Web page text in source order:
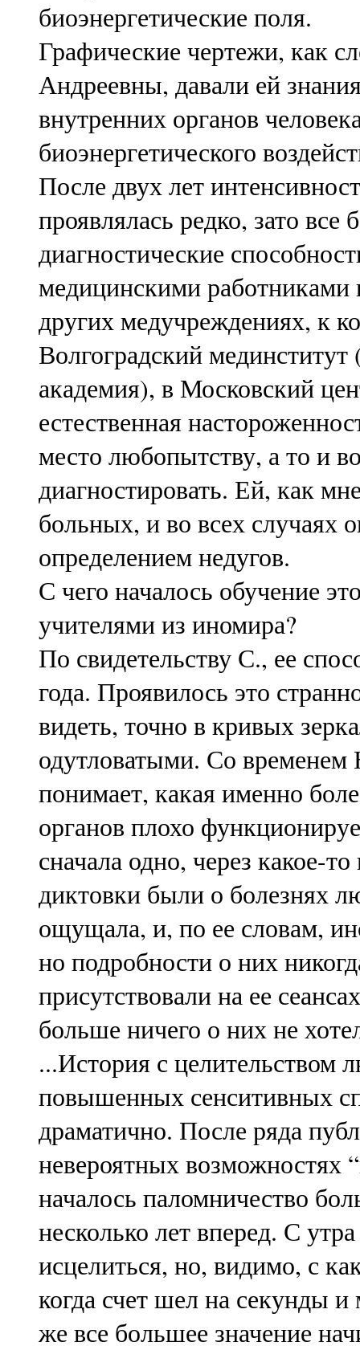
биоэнергетические поля.
Графические чертежи, как
Андреевны, давали ей
внутренних органов
биоэнергетического
После двух лет
проявлялась редко, зато
диагностические
медицинскими работниками
других медучреждениях, к
Волгоградский
академия), в Московский
естественная
место любопытству, а то и
диагностировать. Ей, как
больных, и во всех случаях
определением недугов.
С чего началось обучение
учителями из иномира?
По свидетельству С., ее
года. Проявилось это
видеть, точно в кривых
одутловатыми. Со временем
понимает, какая именно
органов плохо
сначала одно, через какое-
диктовки были о болезнях
ощущала, и, по ее словам,
но подробности о них
присутствовали на ее
больше ничего о них не
...История с целительством
повышенных сенситивных
драматично. После ряда
невероятных возможностях
началось паломничество
несколько лет вперед. С
исцелиться, но, видимо, с
когда счет шел на секунды
же все большее значение